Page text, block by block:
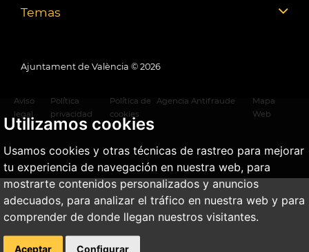
Utilizamos cookies
Usamos cookies y otras técnicas de rastreo para mejorar
tu experiencia de navegación en nuestra web, para
mostrarte contenidos personalizados y anuncios
adecuados, para analizar el tráfico en nuestra web y para
comprender de donde llegan nuestros visitantes.
Aceptar Configurar
Temas
Ajuntament de València © 2026
Aviso
legal
Política
privacidad
Política de
cookies
Agencia Antifraude
Mapa
Web